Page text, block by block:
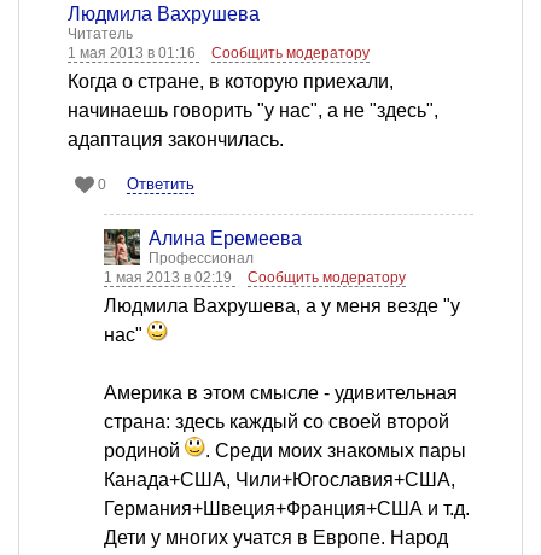
Людмила Вахрушева
Читатель
1 мая 2013 в 01:16
Сообщить модератору
Когда о стране, в которую приехали,
начинаешь говорить "у нас", а не "здесь",
адаптация закончилась.
0 Ответить
Алина Еремеева
Профессионал
1 мая 2013 в 02:19
Сообщить модератору
Людмила Вахрушева, а у меня везде "у
нас"
Америка в этом смысле - удивительная
страна: здесь каждый со своей второй
родиной
. Среди моих знакомых пары
Канада+США, Чили+Югославия+США,
Германия+Швеция+Франция+США и т.д.
Дети у многих учатся в Европе. Народ